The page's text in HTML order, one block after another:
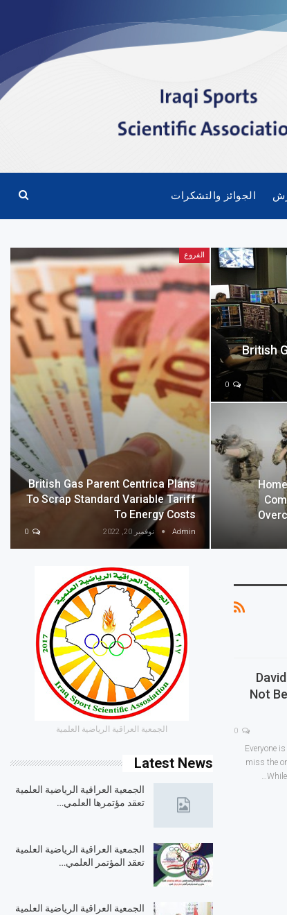
الجوائز والتشكرات
British
الفروع
British Gas Parent Centrica Plans
To Scrap Standard Variable Tariff
To Energy Costs
Admin نوفمبر 20, 2022
Not
0
Everyone
miss the
الجمعية العراقية الرياضية العلمية
Latest News
الجمعية العراقية الرياضية العلمية
تعقد مؤتمرها العلمي…
الجمعية العراقية الرياضية العلمية
تعقد المؤتمر العلمي…
الجمعية العراقية الرياضية العلمية